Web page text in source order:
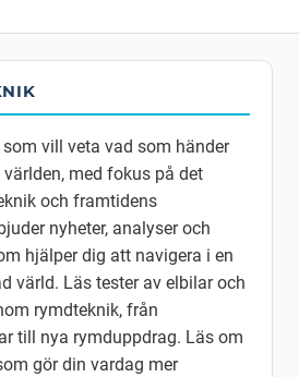
vill veta vad som händer
med fokus på det
och framtidens
nyheter, analyser och
hjälper dig att navigera i en
värld. Läs tester av elbilar och
rymdteknik, från
till nya rymduppdrag. Läs om
gör din vardag mer